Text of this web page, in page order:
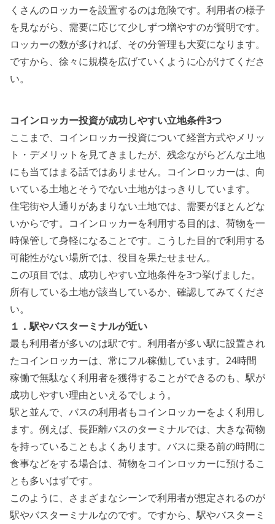
くさんのロッカーを設置するのは危険です。利用者の様子
を見ながら、需要に応じて少しずつ増やすのが賢明です。
ロッカーの数が多ければ、その分管理も大変になります。
ですから、徐々に規模を広げていくように心がけてくださ
い。
コインロッカー投資が成功しやすい立地条件3つ
ここまで、コインロッカー投資について経営方式やメリッ
ト・デメリットを見てきましたが、残念ながらどんな土地
にも当てはまる話ではありません。コインロッカーは、向
いている土地とそうでない土地がはっきりしています。
住宅街や人通りがあまりない土地では、需要がほとんどな
いからです。コインロッカーを利用する目的は、荷物を一
時保管して身軽になることです。こうした目的で利用する
可能性がない場所では、役目を果たせません。
この項目では、成功しやすい立地条件を3つ挙げました。
所有している土地が該当しているか、確認してみてくださ
い。
１．駅やバスターミナルが近い
最も利用者が多いのは駅です。 利用者が多い駅に設置され
たコインロッカーは、常にフル稼働しています。24時間
稼働で無駄なく利用者を獲得することができるのも、駅が
成功しやすい理由といえるでしょう。
駅と並んで、バスの利用者もコインロッカーをよく利用し
ます。例えば、長距離バスのターミナルでは、大きな荷物
を持っていることもよくあります。バスに乗る前の時間に
食事などをする場合は、荷物をコインロッカーに預けるこ
とも多いはずです。
このように、さまざまなシーンで利用者が想定されるのが
駅やバスターミナルなのです。ですから、駅やバスターミ